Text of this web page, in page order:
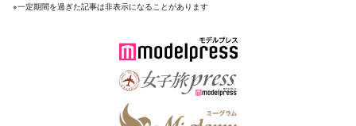
※一定期間を過ぎた記事は非表示になることがあります